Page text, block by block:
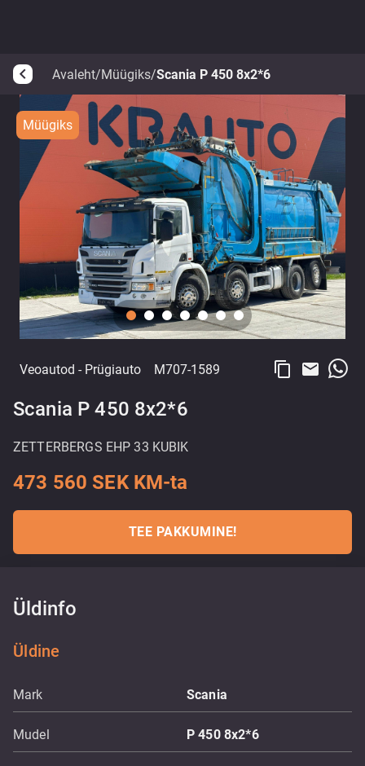
arrow_back_ios Avaleht/Müügiks/Scania P 450 8x2*6
Müügiks
Veoautod - Prügiauto M707-1589 content_copy email
Scania P 450 8x2*6
ZETTERBERGS EHP 33 KUBIK
473 560 SEK KM-ta
TEE PAKKUMINE!
Üldinfo
Üldine
Mark Scania
Mudel P 450 8x2*6